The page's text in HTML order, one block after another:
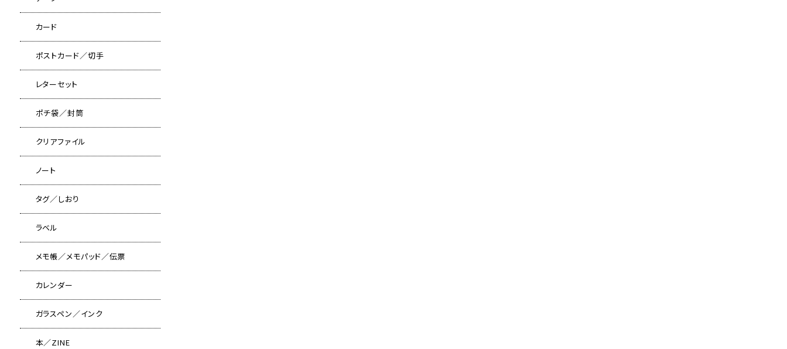
カード
ポストカード／切手
レターセット
ポチ袋／封筒
クリアファイル
ノート
タグ／しおり
ラベル
メモ帳／メモパッド／伝票
カレンダー
ガラスペン／インク
本／ZINE